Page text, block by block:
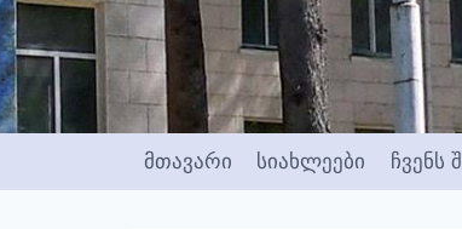
მთავარი სიახლეები ჩვენს